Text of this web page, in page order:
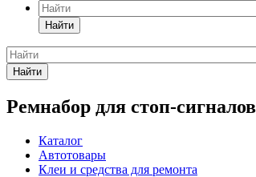
Найти
Найти
Ремнабор для стоп-сигналов
Каталог
Автотовары
Клеи и средства для ремонта